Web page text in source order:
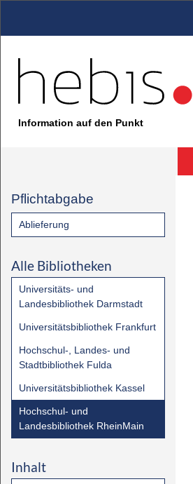
Information auf den Punkt
Pflichtabgabe
Ablieferung
Alle Bibliotheken
Universitäts- und
Landesbibliothek Darmstadt
Universitätsbibliothek Frankfurt
Hochschul-, Landes- und
Stadtbibliothek Fulda
Universitätsbibliothek Kassel
Hochschul- und
Landesbibliothek RheinMain
Inhalt